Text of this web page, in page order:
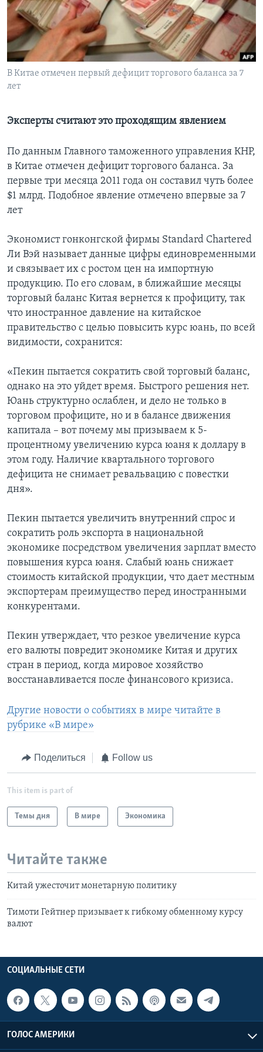
Learning English
СОЦИАЛЬНЫЕ СЕТИ
В Китае отмечен первый дефицит торгового баланса за 7
лет
Эксперты считают это проходящим явлением
По данным Главного таможенного управления КНР,
в Китае отмечен дефицит торгового баланса. За
первые три месяца 2011 года он составил чуть более
$1 млрд. Подобное явление отмечено впервые за 7
лет
Экономист гонконгской фирмы Standard Chartered
Ли Вэй называет данные цифры единовременными
и связывает их с ростом цен на импортную
продукцию. По его словам, в ближайшие месяцы
торговый баланс Китая вернется к профициту, так
что иностранное давление на китайское
правительство с целью повысить курс юань, по всей
видимости, сохранится:
«Пекин пытается сократить свой торговый баланс,
однако на это уйдет время. Быстрого решения нет.
Юань структурно ослаблен, и дело не только в
торговом профиците, но и в балансе движения
капитала – вот почему мы призываем к 5-
процентному увеличению курса юаня к доллару в
этом году. Наличие квартального торгового
дефицита не снимает ревальвацию с повестки
дня».
Пекин пытается увеличить внутренний спрос и
сократить роль экспорта в национальной
экономике посредством увеличения зарплат вместо
повышения курса юаня. Слабый юань снижает
стоимость китайской продукции, что дает местным
экспортерам преимущество перед иностранными
конкурентами.
Пекин утверждает, что резкое увеличение курса
его валюты повредит экономике Китая и других
стран в период, когда мировое хозяйство
восстанавливается после финансового кризиса.
Другие новости о событиях в мире читайте в
рубрике «В мире»
Поделиться Follow us
This item is part of
Темы дня В мире Экономика
Читайте также
Китай ужесточит монетарную политику
Тимоти Гейтнер призывает к гибкому обменному курсу
валют
СОЦИАЛЬНЫЕ СЕТИ
ГОЛОС АМЕРИКИ